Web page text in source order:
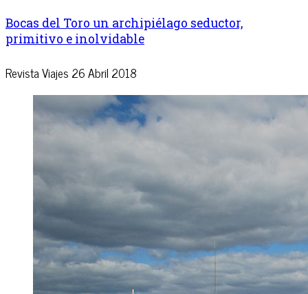
Bocas del Toro un archipiélago seductor,
primitivo e inolvidable
Revista Viajes 26 Abril 2018